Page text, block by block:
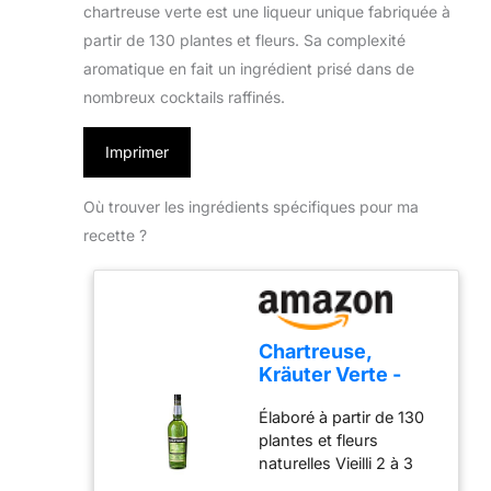
chartreuse verte est une liqueur unique fabriquée à
partir de 130 plantes et fleurs. Sa complexité
aromatique en fait un ingrédient prisé dans de
nombreux cocktails raffinés.
Imprimer
Où trouver les ingrédients spécifiques pour ma
recette ?
Chartreuse,
Kräuter Verte -
Élaboré à partir de 130
plantes et fleurs
naturelles Vieilli 2 à 3